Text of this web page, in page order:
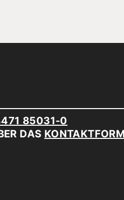
85031-0
DAS